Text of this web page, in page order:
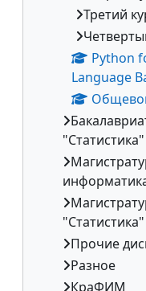
Третий
Python
Language
"Статистика"
"Статистика"
Прочие
Разное
КраФИМ